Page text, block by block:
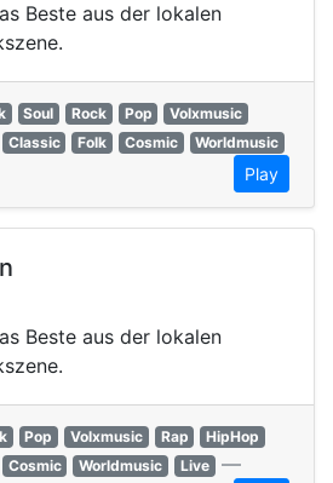
Beste aus der lokalen
Soul Rock Pop
Volxmusic
Classic Folk Cosmic
Worldmusic
Play
Beste aus der lokalen
Pop Volxmusic Rap
HipHop
Cosmic Worldmusic Live —